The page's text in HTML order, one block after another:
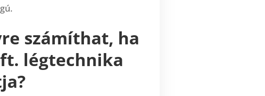
számíthat, ha
légtechnika